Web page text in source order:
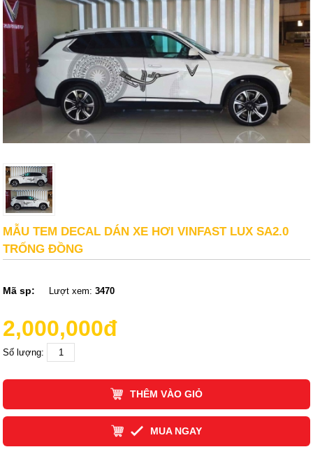
MẪU TEM DECAL DÁN XE HƠI VINFAST LUX SA2.0
TRỐNG ĐỒNG
Mã sp: Lượt xem:3470
2,000,000đ
Số lượng:
THÊM VÀO GIỎ
MUA NGAY